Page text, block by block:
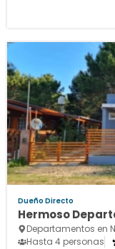
Dueño Directo
Hermoso
Departamentos en
Hasta 4 personas